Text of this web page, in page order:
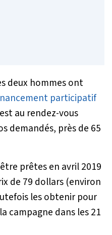
deux hommes ont
participatif
au rendez-vous
demandés, près de 65
prêtes en avril 2019
de 79 dollars (environ
les obtenir pour
campagne dans les 21